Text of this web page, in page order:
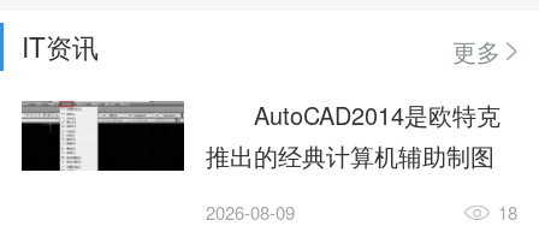
IT资讯
更多
AutoCAD2014是欧特克
推出的经典计算机辅助制图
工具，主打稳定2D施工图绘
2026-08-09 18